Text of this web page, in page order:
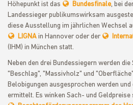
Höhepunkt ist das Bundesfinale, bei
Landessieger publikumswirksam
diese Ausstellung im jährlichen Wechsel
LIGNA in Hannover oder der
(IHM) in München statt.
Neben den drei Bundessiegern werden
"Beschlag", "Massivholz" und
Belobigungen ausgesprochen werden
ermittelt. Es winken Sach- und